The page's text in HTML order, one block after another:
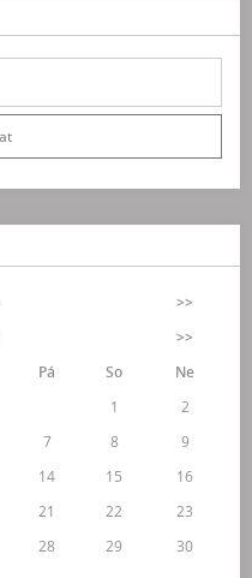
>>
>>
Pá So
Ne
1
2
7 8
9
14 15
16
21 22
23
28 29
30